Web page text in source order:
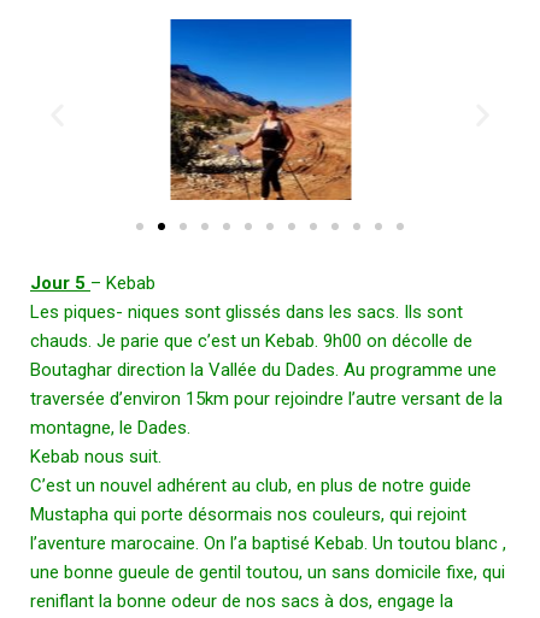
Jour 5 – Kebab
Les piques- niques sont glissés dans les sacs. Ils sont
chauds. Je parie que c’est un Kebab. 9h00 on décolle de
Boutaghar direction la Vallée du Dades. Au programme une
traversée d’environ 15km pour rejoindre l’autre versant de la
montagne, le Dades.
Kebab nous suit.
C’est un nouvel adhérent au club, en plus de notre guide
Mustapha qui porte désormais nos couleurs, qui rejoint
l’aventure marocaine. On l’a baptisé Kebab. Un toutou blanc ,
une bonne gueule de gentil toutou, un sans domicile fixe, qui
reniflant la bonne odeur de nos sacs à dos, engage la